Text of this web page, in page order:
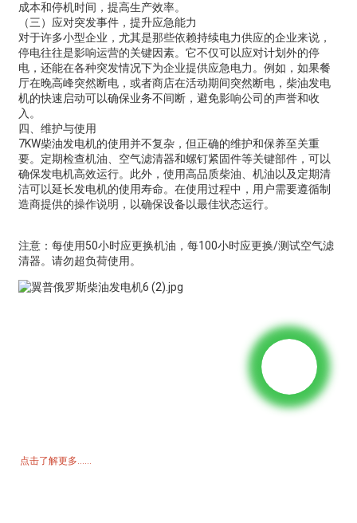
成本和停机时间，提高生产效率。
（三）应对突发事件，提升应急能力
对于许多小型企业，尤其是那些依赖持续电力供应的企业来说，
停电往往是影响运营的关键因素。它不仅可以应对计划外的停
电，还能在各种突发情况下为企业提供应急电力。例如，如果餐
厅在晚高峰突然断电，或者商店在活动期间突然断电，柴油发电
机的快速启动可以确保业务不间断，避免影响公司的声誉和收
入。
四、维护与使用
7KW柴油发电机的使用并不复杂，但正确的维护和保养至关重
要。定期检查机油、空气滤清器和螺钉紧固件等关键部件，可以
确保发电机高效运行。此外，使用高品质柴油、机油以及定期清
洁可以延长发电机的使用寿命。在使用过程中，用户需要遵循制
造商提供的操作说明，以确保设备以最佳状态运行。
注意：每使用50小时应更换机油，每100小时应更换/测试空气滤
清器。请勿超负荷使用。
如需了解我们的产品或价格表，请留下您的电子邮件，我们将在 24 小
点击了解更多......